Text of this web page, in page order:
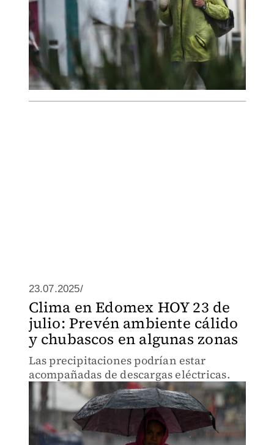
23.07.2025/
Clima en Edomex HOY 23 de
julio: Prevén ambiente cálido
y chubascos en algunas zonas
Las precipitaciones podrían estar
acompañadas de descargas eléctricas.